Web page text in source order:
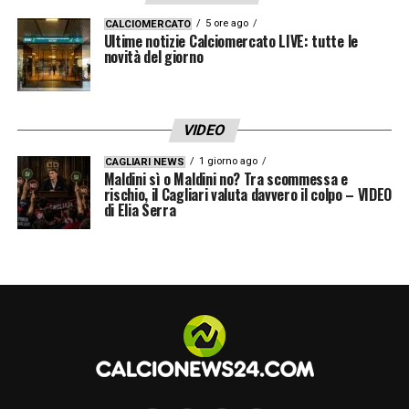
CALCIOMERCATO 5 ore ago
Ultime notizie Calciomercato LIVE: tutte le
novità del giorno
VIDEO
CAGLIARI NEWS 1 giorno ago
Maldini sì o Maldini no? Tra scommessa e
rischio, il Cagliari valuta davvero il colpo – VIDEO
di Elia Serra